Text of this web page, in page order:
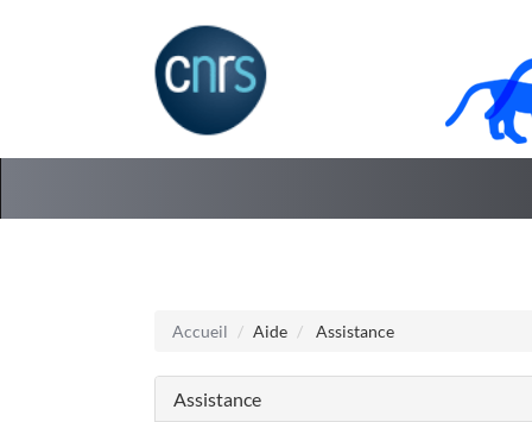
Accueil Aide Assistance
Assistance